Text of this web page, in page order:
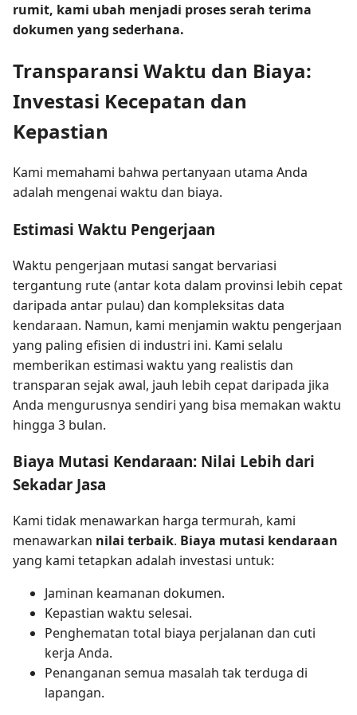
rumit, kami ubah menjadi proses serah terima
dokumen yang sederhana.
Transparansi Waktu dan Biaya:
Investasi Kecepatan dan
Kepastian
Kami memahami bahwa pertanyaan utama Anda
adalah mengenai waktu dan biaya.
Estimasi Waktu Pengerjaan
Waktu pengerjaan mutasi sangat bervariasi
tergantung rute (antar kota dalam provinsi lebih cepat
daripada antar pulau) dan kompleksitas data
kendaraan. Namun, kami menjamin waktu pengerjaan
yang paling efisien di industri ini. Kami selalu
memberikan estimasi waktu yang realistis dan
transparan sejak awal, jauh lebih cepat daripada jika
Anda mengurusnya sendiri yang bisa memakan waktu
hingga 3 bulan.
Biaya Mutasi Kendaraan: Nilai Lebih dari
Sekadar Jasa
Kami tidak menawarkan harga termurah, kami
menawarkan nilai terbaik. Biaya mutasi kendaraan
yang kami tetapkan adalah investasi untuk:
Jaminan keamanan dokumen.
Kepastian waktu selesai.
Penghematan total biaya perjalanan dan cuti
kerja Anda.
Penanganan semua masalah tak terduga di
lapangan.